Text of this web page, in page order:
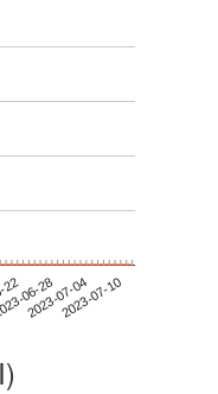
06-28
2023-07-042023-07-10